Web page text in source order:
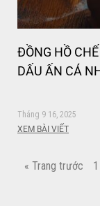
ĐỒNG HỒ
DẤU ẤN CÁ
Tháng 9 16, 2025
XEM BÀI VIẾT
« Trang trước 1